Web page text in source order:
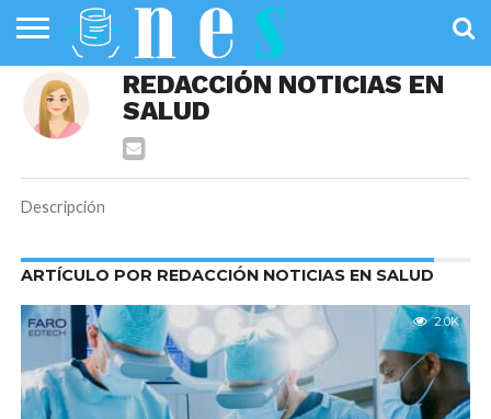
SALUD
PÚBLICA
SANIDAD
INVESTIGACIÓN
ENTREVISTAS
PROFESIONALES
DE LA SALUD
INFOGRAFÍAS
DE SALUD
OPINIÓN
REDACCIÓN NOTICIAS EN
SALUD
Descripción
ARTÍCULO POR REDACCIÓN NOTICIAS EN SALUD
2.0K